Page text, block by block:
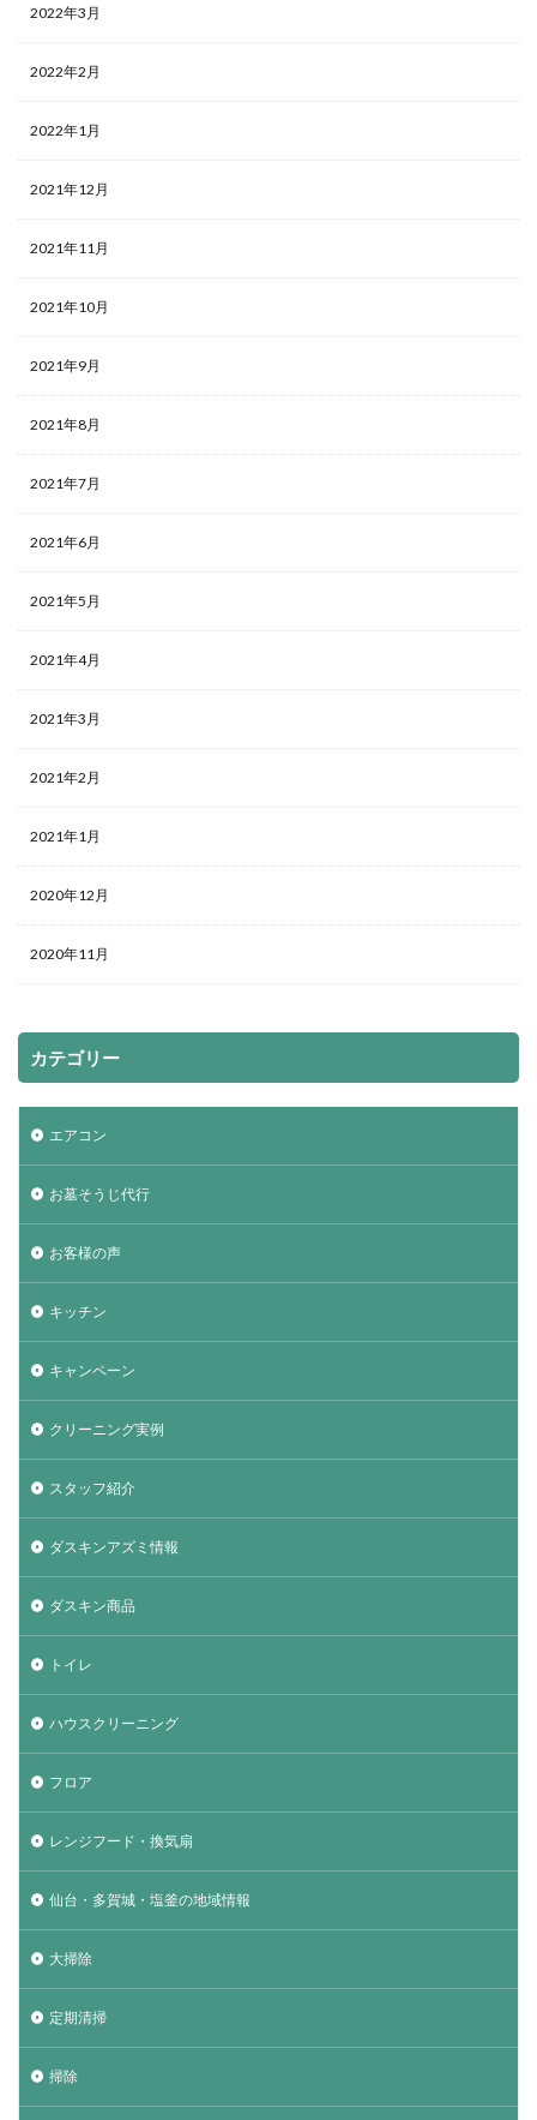
2022年3月
2022年2月
2022年1月
2021年12月
2021年11月
2021年10月
2021年9月
2021年8月
2021年7月
2021年6月
2021年5月
2021年4月
2021年3月
2021年2月
2021年1月
2020年12月
2020年11月
カテゴリー
エアコン
お墓そうじ代行
お客様の声
キッチン
キャンペーン
クリーニング実例
スタッフ紹介
ダスキンアズミ情報
ダスキン商品
トイレ
ハウスクリーニング
フロア
レンジフード・換気扇
仙台・多賀城・塩釜の地域情報
大掃除
定期清掃
掃除